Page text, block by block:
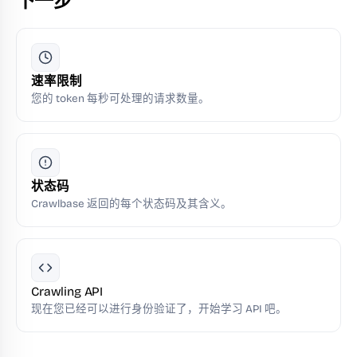
速率限制
您的 token 每秒可处理的请求数量。
状态码
Crawlbase 返回的每个状态码及其含义。
Crawling API
现在您已经可以进行身份验证了，开始学习 API 吧。